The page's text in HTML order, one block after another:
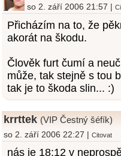
so 2. září 2006 21:57 |
Přicházím na to, že
akorát na škodu.
Člověk furt čumí a
může, tak stejně s tou
tak je to škoda slin... :)
krrttek (VIP Čestný šéfík)
so 2. září 2006 22:27 | Citovat
nás je 18:12 v